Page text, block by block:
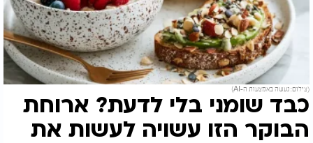
(צילום: נעשה באמצעות ה-AI)
כבד שומני בלי לדעת? ארוחת
הבוקר הזו עשויה לעשות את